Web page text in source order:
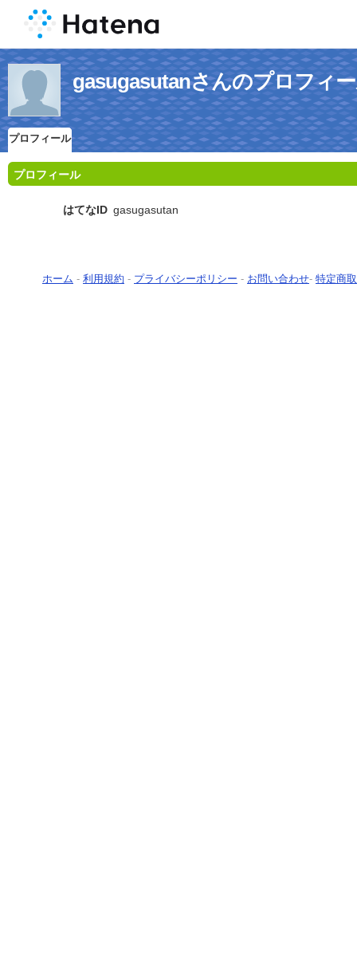
gasugasutanさんのプロフィ
プロフィール
プロフィール
はてなID gasugasutan
ホーム - 利用規約 - プライバシーポリシー - お問い合わせ- 特定商